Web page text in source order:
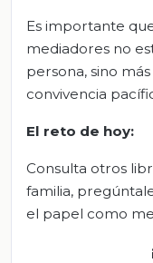
Es importante
mediadores no
persona, sino
convivencia
El reto de hoy:
Consulta otros
familia,
el papel como